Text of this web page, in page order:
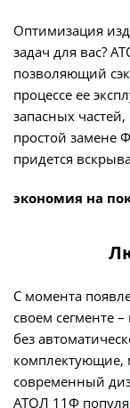
Оптимизация
задач для вас?
позволяющий
процессе ее
запасных
простой замене
придется
экономия на
С момента
своем сегменте
без
комплектующие,
современный
АТОЛ 11Ф